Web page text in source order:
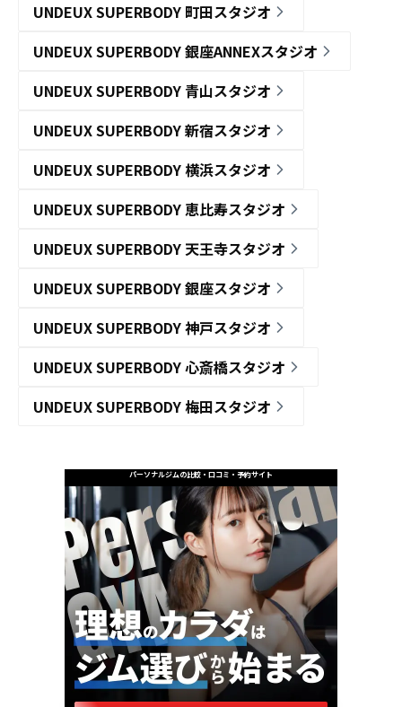
UNDEUX SUPERBODY 町田スタジオ
UNDEUX SUPERBODY 銀座ANNEXスタジオ
UNDEUX SUPERBODY 青山スタジオ
UNDEUX SUPERBODY 新宿スタジオ
UNDEUX SUPERBODY 横浜スタジオ
UNDEUX SUPERBODY 恵比寿スタジオ
UNDEUX SUPERBODY 天王寺スタジオ
UNDEUX SUPERBODY 銀座スタジオ
UNDEUX SUPERBODY 神戸スタジオ
UNDEUX SUPERBODY 心斎橋スタジオ
UNDEUX SUPERBODY 梅田スタジオ
パーソナルジムの比較・口コミ・予約サイト